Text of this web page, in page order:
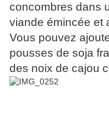
concombres dans
viande émincée et
Vous pouvez
pousses de soja
des noix de cajou